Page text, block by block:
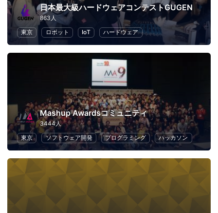
日本最大級ハードウェアコンテストGUGEN
863人
東京
ロボット IoT ハードウェア
Mashup Awardsコミュニティ
3444人
東京
ソフトウェア開発 プログラミング ハッカソン